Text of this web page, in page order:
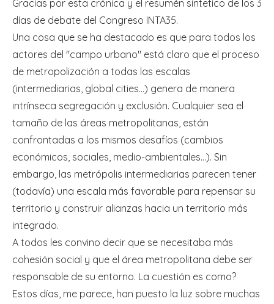
Gracias por esta crónica y el resumén sintetico de los 3
días de debate del Congreso INTA35.
Una cosa que se ha destacado es que para todos los
actores del "campo urbano" está claro que el proceso
de metropolización a todas las escalas
(intermediarias, global cities…) genera de manera
intrínseca segregación y exclusión. Cualquier sea el
tamaño de las áreas metropolitanas, están
confrontadas a los mismos desafíos (cambios
económicos, sociales, medio-ambientales…). Sin
embargo, las metrópolis intermediarias parecen tener
(todavía) una escala más favorable para repensar su
territorio y construir alianzas hacia un territorio más
integrado.
A todos les convino decir que se necesitaba más
cohesión social y que el área metropolitana debe ser
responsable de su entorno. La cuestión es como?
Estos días, me parece, han puesto la luz sobre muchas